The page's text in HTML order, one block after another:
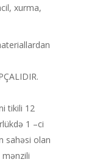
xurma,
tikili 12
1 –ci
sahəsi olan